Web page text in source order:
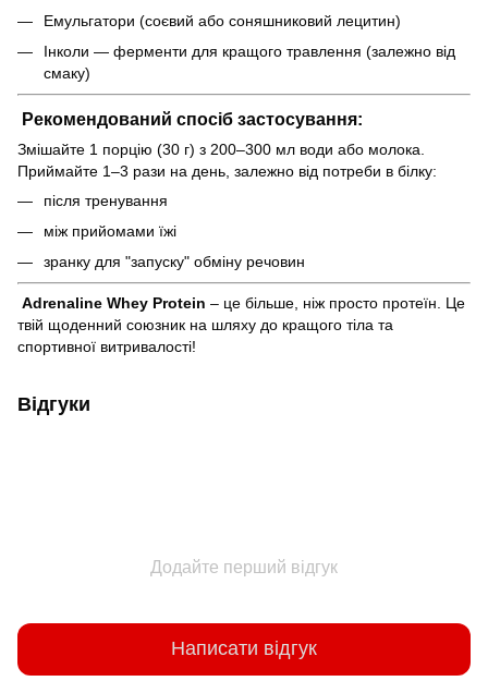
Емульгатори (соєвий або соняшниковий лецитин)
Інколи — ферменти для кращого травлення (залежно від
смаку)
Рекомендований спосіб застосування:
Змішайте 1 порцію (30 г) з 200–300 мл води або молока.
Приймайте 1–3 рази на день, залежно від потреби в білку:
після тренування
між прийомами їжі
зранку для "запуску" обміну речовин
Adrenaline Whey Protein – це більше, ніж просто протеїн. Це
твій щоденний союзник на шляху до кращого тіла та
спортивної витривалості!
Відгуки
Додайте перший відгук
Написати відгук